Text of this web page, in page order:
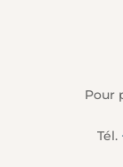
Pour
Tél.